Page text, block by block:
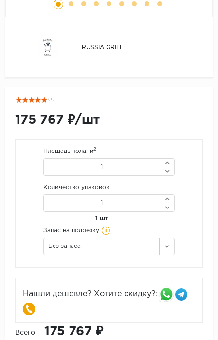
Бельгия
RUSSIA GRILL
( 1 )
175 767 ₽/шт
Площадь пола, м2
Количество упаковок:
1 шт
Запас на подрезку i
Без запаса
Нашли дешевле? Хотите скидку?:
Всего: 175 767 ₽